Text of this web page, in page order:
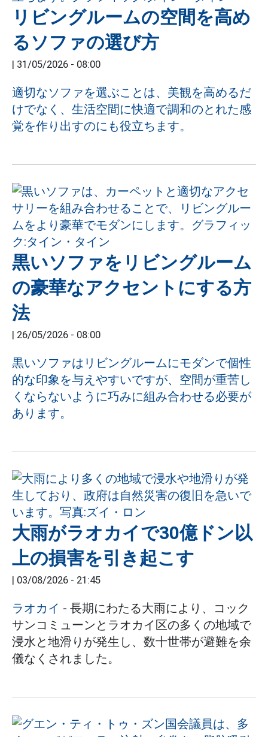
リビングルームの空間を高め
るソファの選び方
| 31/05/2026 - 08:00
適切なソファを選ぶことは、美観を高めるだ
けでなく、生活空間に快適で調和のとれた感
覚を作り出すのにも役立ちます。
黒いソファをリビングルーム
の豪華なアクセントにする方
法
| 26/05/2026 - 08:00
黒いソファはリビングルームにモダンで個性
的な印象を与えやすいですが、空間が重苦し
くならないように巧みに組み合わせる必要が
あります。
大雨がラオカイで30億ドン以
上の損害を引き起こす
| 03/08/2026 - 21:45
ラオカイ - 長期にわたる大雨により、コック
サンコミューンとラオカイ区の多くの地域で
浸水と地滑りが発生し、数十世帯が避難を余
儀なくされました。